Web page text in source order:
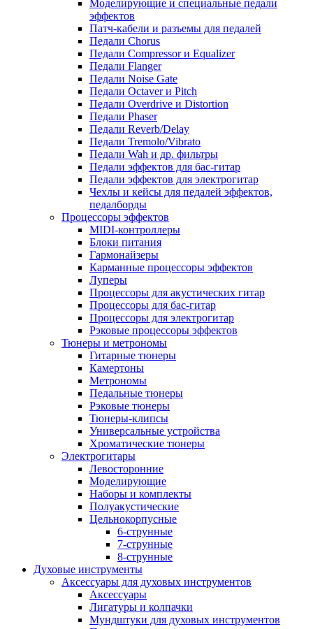
Моделирующие и специальные педали
эффектов
Патч-кабели и разъемы для педалей
Педали Chorus
Педали Compressor и Equalizer
Педали Flanger
Педали Noise Gate
Педали Octaver и Pitch
Педали Overdrive и Distortion
Педали Phaser
Педали Reverb/Delay
Педали Tremolo/Vibrato
Педали Wah и др. фильтры
Педали эффектов для бас-гитар
Педали эффектов для электрогитар
Чехлы и кейсы для педалей эффектов,
педалборды
Процессоры эффектов
MIDI-контроллеры
Блоки питания
Гармонайзеры
Карманные процессоры эффектов
Луперы
Процессоры для акустических гитар
Процессоры для бас-гитар
Процессоры для электрогитар
Рэковые процессоры эффектов
Тюнеры и метрономы
Гитарные тюнеры
Камертоны
Метрономы
Педальные тюнеры
Рэковые тюнеры
Тюнеры-клипсы
Универсальные устройства
Хроматические тюнеры
Электрогитары
Левосторонние
Моделирующие
Наборы и комплекты
Полуакустические
Цельнокорпусные
6-струнные
7-струнные
8-струнные
Духовые инструменты
Аксессуары для духовых инструментов
Аксессуары
Лигатуры и колпачки
Мундштуки для духовых инструментов